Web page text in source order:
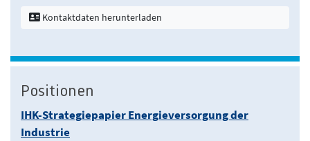
Kontaktdaten herunterladen
Positionen
IHK-Strategiepapier Energieversorgung der
Industrie